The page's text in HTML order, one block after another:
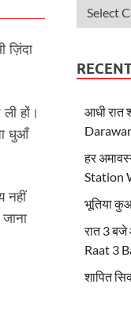
हों।
धुआँ
नहीं
आधी रात
हर
Station
भूतिया
रात 3 बजे
Raat 3
शापित